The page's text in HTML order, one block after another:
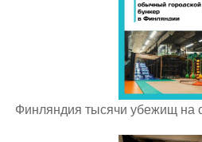
Финляндия тысячи убежищ на